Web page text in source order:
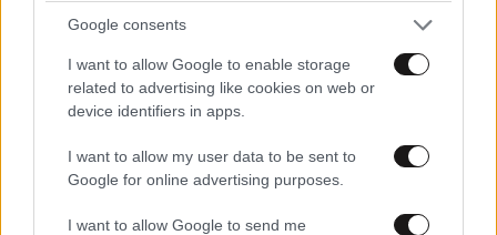
Google consents
I want to allow Google to enable storage
related to advertising like cookies on web or
device identifiers in apps.
I want to allow my user data to be sent to
Google for online advertising purposes.
I want to allow Google to send me
χερακια θεωρει οτι ειναι αντρας; χαχαχαχαχ το πραμα
μου ειναι πιο χοντρο απο τους καρπους των χεριων
του χαχαχαχαχαχ